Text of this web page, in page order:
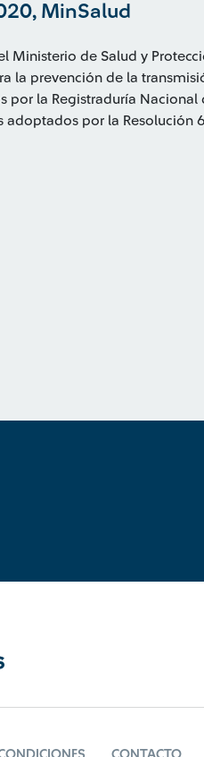
MinSalud
Ministerio de Salud y
la prevención de la
por la Registraduría Nacional
por la Resolución